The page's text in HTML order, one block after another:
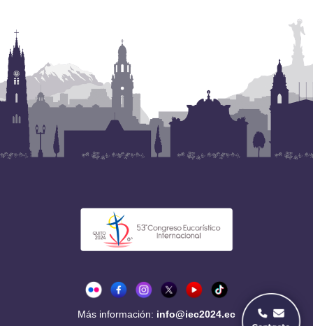
Más información: info@iec2024.ec